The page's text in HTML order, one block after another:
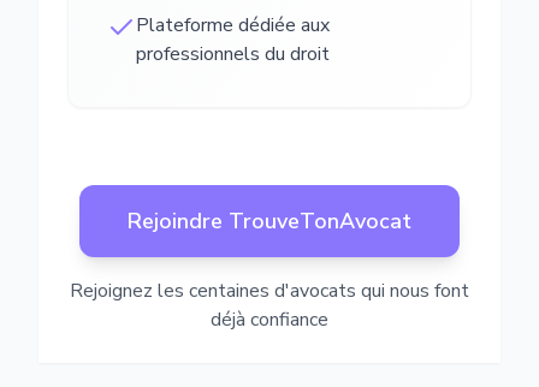
Plateforme dédiée aux
professionnels du droit
Rejoindre TrouveTonAvocat
Rejoignez les centaines d'avocats qui nous font
déjà confiance